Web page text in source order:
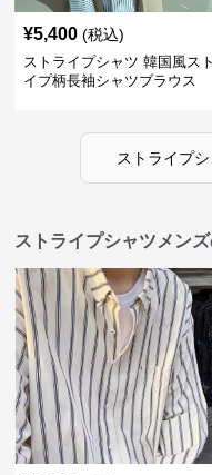
¥5,400 (税込)
ストライプシャツ 韓国風ス
イプ柄長袖シャツブラウス
ストライプ
ストライプシャツメン